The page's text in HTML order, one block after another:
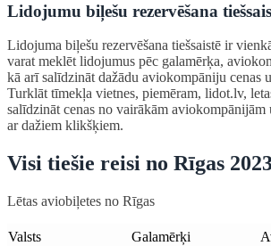
Lidojumu biļešu rezervēšana
Lidojuma biļešu rezervēšana tiešsaistē ir
varat meklēt lidojumus pēc galamērķa,
kā arī salīdzināt dažādu aviokompāniju cenas
Turklāt tīmekļa vietnes, piemēram, lidot.lv,
salīdzināt cenas no vairākām
ar dažiem klikšķiem.
Visi tiešie reisi no Rīgas
Lētas aviobiļetes no Rīgas
Valsts Galamērķi